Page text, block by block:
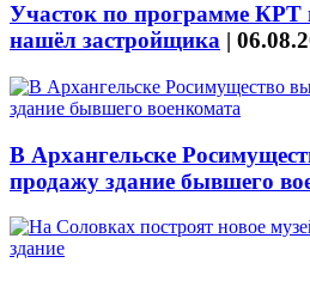
Участок по программе КРТ
нашёл застройщика |
В Архангельске
продажу здание бывшего